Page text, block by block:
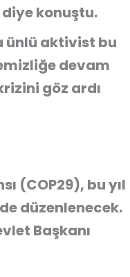
konuştu.
ünlü aktivist bu
devam
göz ardı
(COP29), bu yıl
düzenlenecek.
Başkanı